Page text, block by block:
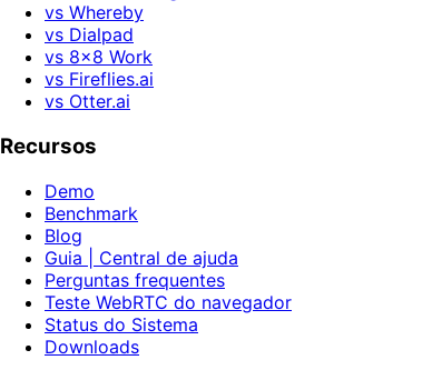
vs Whereby
vs Dialpad
vs 8x8 Work
vs Fireflies.ai
vs Otter.ai
Recursos
Demo
Benchmark
Blog
Guia | Central de ajuda
Perguntas frequentes
Teste WebRTC do navegador
Status do Sistema
Downloads